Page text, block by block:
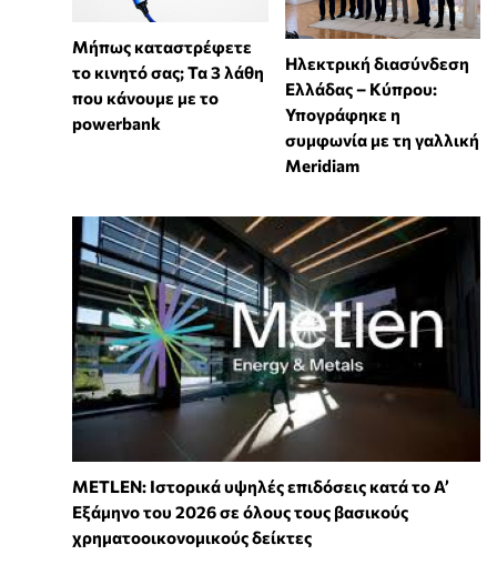
Μήπως καταστρέφετε
το κινητό σας; Τα 3 λάθη
που κάνουμε με το
powerbank
Ηλεκτρική διασύνδεση
Ελλάδας – Κύπρου:
Υπογράφηκε η
συμφωνία με τη γαλλική
Meridiam
METLEN: Ιστορικά υψηλές επιδόσεις κατά το Α’
Εξάμηνο του 2026 σε όλους τους βασικούς
χρηματοοικονομικούς δείκτες